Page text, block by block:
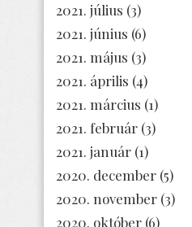
2021. július (3)
2021. június (6)
2021. május (3)
2021. április (4)
2021. március (1)
2021. február (3)
2021. január (1)
2020. december (5)
2020. november (3)
2020. október (6)